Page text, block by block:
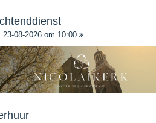
23-08-2026 om 10:00